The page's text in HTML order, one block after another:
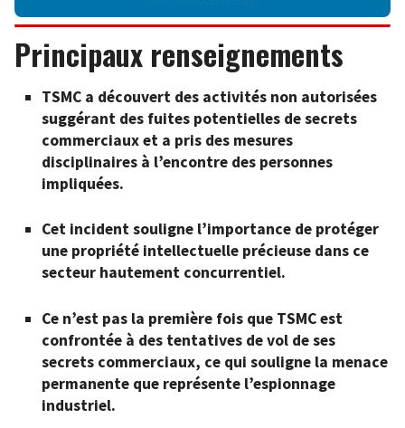
Principaux renseignements
TSMC a découvert des activités non autorisées
suggérant des fuites potentielles de secrets
commerciaux et a pris des mesures
disciplinaires à l’encontre des personnes
impliquées.
Cet incident souligne l’importance de protéger
une propriété intellectuelle précieuse dans ce
secteur hautement concurrentiel.
Ce n’est pas la première fois que TSMC est
confrontée à des tentatives de vol de ses
secrets commerciaux, ce qui souligne la menace
permanente que représente l’espionnage
industriel.